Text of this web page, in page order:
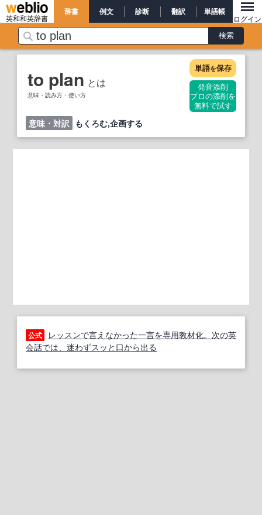
英和和英辞書
辞書 例文 診断 翻訳 単語帳
ログイン
to plan とは
意味・読み方・使い方
単語を保存
発音添削
プロの添削を
無料で試す
意味・対訳 もくろむ,企画する
公式
レッスンで言えなかった一言を専用教材化。次の英
会話では、迷わずスッと口から出る